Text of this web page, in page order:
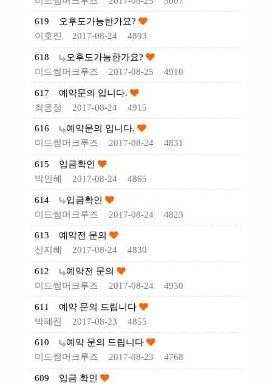
619
오후도가능한가요?
이호진
2017-08-24 4893
618
오후도가능한가요?
미드썸머크루즈
2017-08-25 4910
617
예약문의 입니다.
최윤정
2017-08-24 4915
616
예약문의 입니다.
미드썸머크루즈
2017-08-24 4831
615
입금확인
박인혜
2017-08-24 4865
614
입금확인
미드썸머크루즈
2017-08-24 4823
613
예약전 문의
신지혜
2017-08-24 4830
612
예약전 문의
미드썸머크루즈
2017-08-24 4930
611
예약 문의 드립니다
박혜진
2017-08-23 4855
610
예약 문의 드립니다
미드썸머크루즈
2017-08-23 4768
609
입금 확인